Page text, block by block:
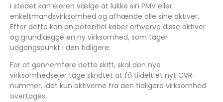
I stedet kan ejeren vælge at lukke sin PMV eller
enkeltmandsvirksomhed og afhænde alle sine aktiver.
Efter dette kan en potentiel køber erhverve disse aktiver
og grundlægge en ny virksomhed, som tager
udgangspunkt i den tidligere.
For at gennemføre dette skift, skal den nye
virksomhedsejer tage skridtet at få tildelt et nyt CVR-
nummer, idet kun aktiverne fra den tidligere virksomhed
overtages.